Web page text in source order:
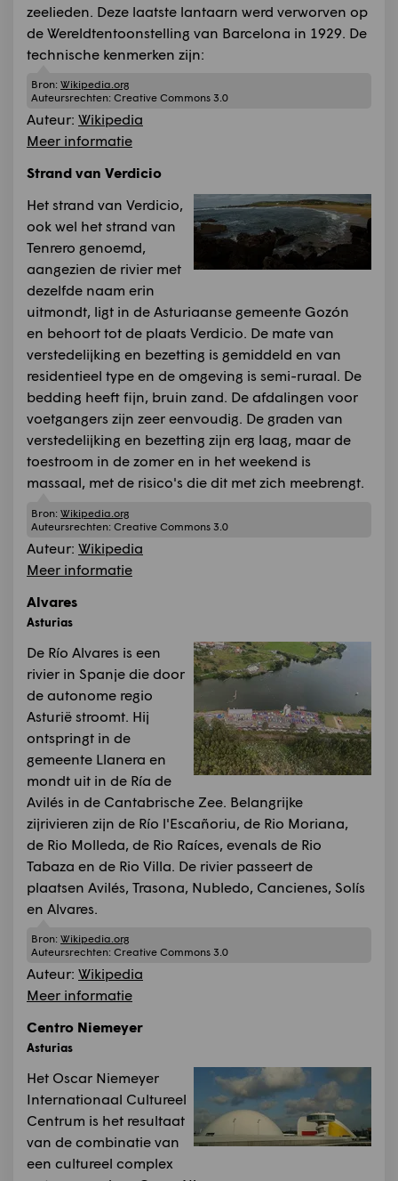
zeelieden. Deze laatste lantaarn werd verworven op
de Wereldtentoonstelling van Barcelona in 1929. De
technische kenmerken zijn:
Bron: Wikipedia.org
Auteursrechten: Creative Commons 3.0
Auteur: Wikipedia
Meer informatie
Strand van Verdicio
Het strand van Verdicio,
ook wel het strand van
Tenrero genoemd,
aangezien de rivier met
dezelfde naam erin
uitmondt, ligt in de Asturiaanse gemeente Gozón
en behoort tot de plaats Verdicio. De mate van
verstedelijking en bezetting is gemiddeld en van
residentieel type en de omgeving is semi-ruraal. De
bedding heeft fijn, bruin zand. De afdalingen voor
voetgangers zijn zeer eenvoudig. De graden van
verstedelijking en bezetting zijn erg laag, maar de
toestroom in de zomer en in het weekend is
massaal, met de risico's die dit met zich meebrengt.
Bron: Wikipedia.org
Auteursrechten: Creative Commons 3.0
Auteur: Wikipedia
Meer informatie
Alvares
Asturias
De Río Alvares is een
rivier in Spanje die door
de autonome regio
Asturië stroomt. Hij
ontspringt in de
gemeente Llanera en
mondt uit in de Ría de
Avilés in de Cantabrische Zee. Belangrijke
zijrivieren zijn de Río l'Escañoriu, de Rio Moriana,
de Rio Molleda, de Rio Raíces, evenals de Rio
Tabaza en de Rio Villa. De rivier passeert de
plaatsen Avilés, Trasona, Nubledo, Cancienes, Solís
en Alvares.
Bron: Wikipedia.org
Auteursrechten: Creative Commons 3.0
Auteur: Wikipedia
Meer informatie
Centro Niemeyer
Asturias
Het Oscar Niemeyer
Internationaal Cultureel
Centrum is het resultaat
van de combinatie van
een cultureel complex